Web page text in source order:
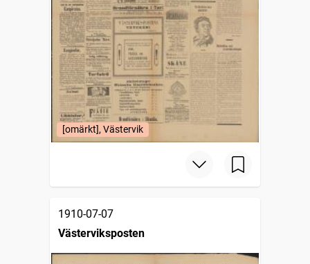
[omärkt], Västervik
1910-07-07
Västerviksposten